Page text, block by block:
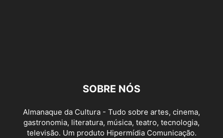
SOBRE NÓS
Almanaque da Cultura - Tudo sobre artes, cinema,
gastronomia, literatura, música, teatro, tecnologia,
televisão. Um produto Hipermídia Comunicação.